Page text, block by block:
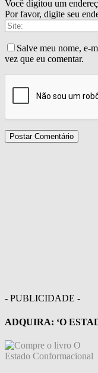
Você digitou um
Por favor, digite seu
Salve meu nome, e-
vez que eu comentar.
- PUBLICIDADE -
ADQUIRA: ‘O